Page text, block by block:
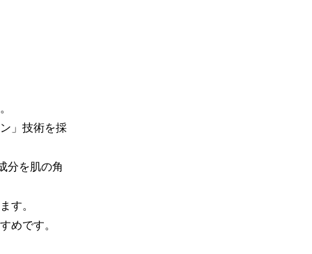
」技術を採
分を肌の角
す。
めです。